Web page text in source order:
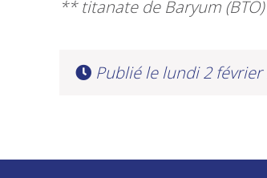
** titanate de Baryum
Publié le lundi 2 février